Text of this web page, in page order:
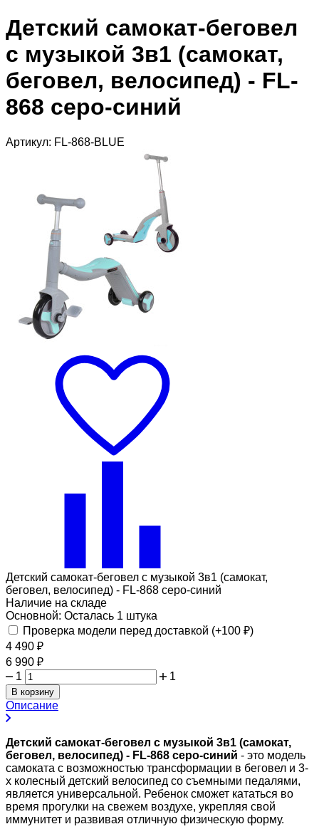
Детский самокат-беговел
с музыкой 3в1 (самокат,
беговел, велосипед) - FL-
868 серо-синий
Артикул: FL-868-BLUE
Детский самокат-беговел с музыкой 3в1 (самокат,
беговел, велосипед) - FL-868 серо-синий
Наличие на складе
Основной: Осталась 1 штука
Проверка модели перед доставкой (+100 ₽)
4 490 ₽
6 990 ₽
1
1
В корзину
Описание
Детский самокат-беговел с музыкой 3в1 (самокат,
беговел, велосипед) - FL-868 серо-синий - это модель
самоката с возможностью трансформации в беговел и 3-
х колесный детский велосипед со съемными педалями,
является универсальной. Ребенок сможет кататься во
время прогулки на свежем воздухе, укрепляя свой
иммунитет и развивая отличную физическую форму.